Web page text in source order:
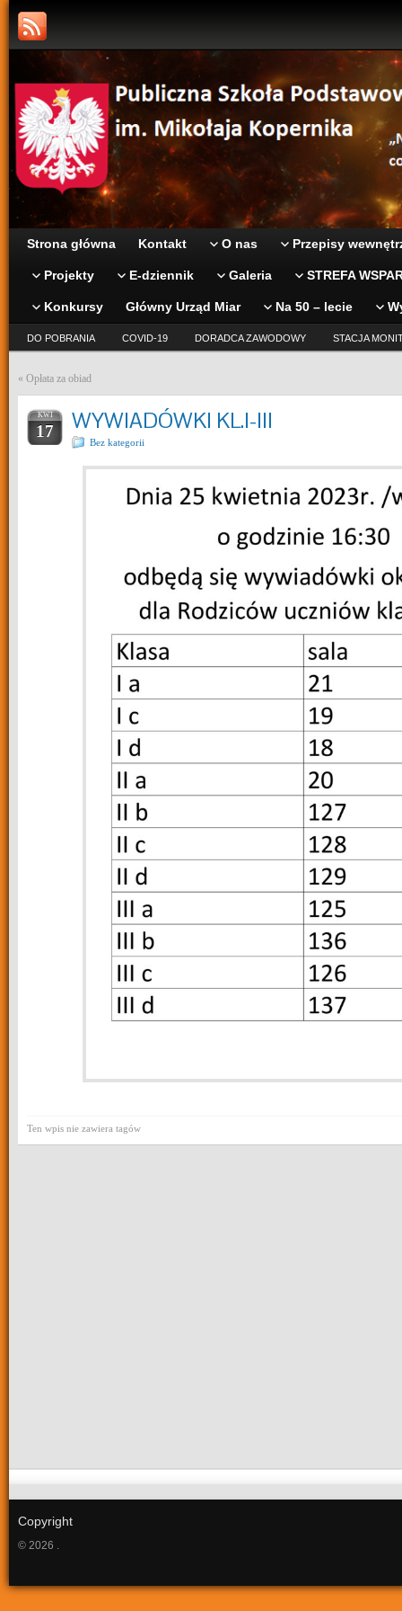
Strona główna Kontakt O nas Przepisy
Projekty E-dziennik Galeria STREFA
Konkursy Główny Urząd Miar Na 50 – lecie
DO POBRANIA COVID-19 DORADCA ZAWODOWY STACJA
« Opłata za obiad
KWI
17 WYWIADÓWKI KL.I-III
Bez kategorii
Ten wpis nie zawiera tagów
Copyright
© 2026 .